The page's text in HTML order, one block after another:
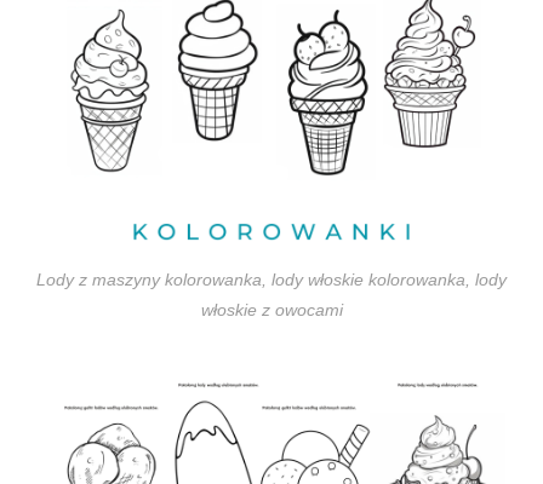
Lody z maszyny kolorowanka, lody włoskie kolorowanka, lody
włoskie z owocami